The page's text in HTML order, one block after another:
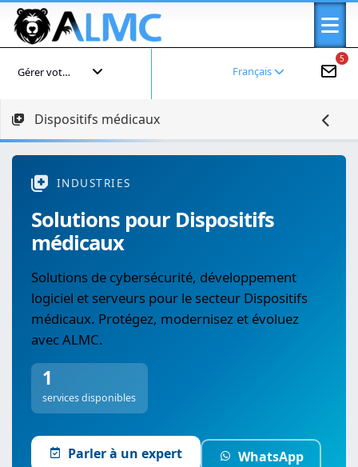
5
Français
Gérer votre compte
Dispositifs médicaux
INDUSTRIES
Solutions pour Dispositifs
médicaux
Solutions de cybersécurité, développement
logiciel et serveurs pour le secteur Dispositifs
médicaux. Protégez, modernisez et évoluez
avec ALMC.
1
services disponibles
Parler à un expert WhatsApp